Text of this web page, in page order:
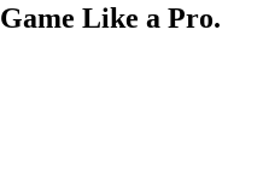
Game Like a Pro.